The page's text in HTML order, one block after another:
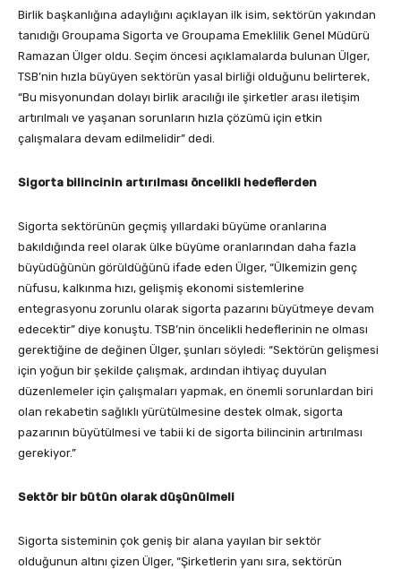
Birlik başkanlığına adaylığını açıklayan ilk isim, sektörün yakından
tanıdığı Groupama Sigorta ve Groupama Emeklilik Genel Müdürü
Ramazan Ülger oldu. Seçim öncesi açıklamalarda bulunan Ülger,
TSB’nin hızla büyüyen sektörün yasal birliği olduğunu belirterek,
“Bu misyonundan dolayı birlik aracılığı ile şirketler arası iletişim
artırılmalı ve yaşanan sorunların hızla çözümü için etkin
çalışmalara devam edilmelidir” dedi.
Sigorta bilincinin artırılması öncelikli hedeflerden
Sigorta sektörünün geçmiş yıllardaki büyüme oranlarına
bakıldığında reel olarak ülke büyüme oranlarından daha fazla
büyüdüğünün görüldüğünü ifade eden Ülger, “Ülkemizin genç
nüfusu, kalkınma hızı, gelişmiş ekonomi sistemlerine
entegrasyonu zorunlu olarak sigorta pazarını büyütmeye devam
edecektir” diye konuştu. TSB’nin öncelikli hedeflerinin ne olması
gerektiğine de değinen Ülger, şunları söyledi: “Sektörün gelişmesi
için yoğun bir şekilde çalışmak, ardından ihtiyaç duyulan
düzenlemeler için çalışmaları yapmak, en önemli sorunlardan biri
olan rekabetin sağlıklı yürütülmesine destek olmak, sigorta
pazarının büyütülmesi ve tabii ki de sigorta bilincinin artırılması
gerekiyor.”
Sektör bir bütün olarak düşünülmeli
Sigorta sisteminin çok geniş bir alana yayılan bir sektör
olduğunun altını çizen Ülger, “Şirketlerin yanı sıra, sektörün